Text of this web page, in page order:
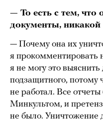
— То есть с тем, что
документы,
— Почему она их
я прокомментировать
я не могу это выяснить
подзащитного, потому
не работал. Все
Минкультом, и
не было. Уничтожение